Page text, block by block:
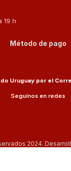
19 h
Método de pago
Uruguay por el
Seguínos en redes
2024.